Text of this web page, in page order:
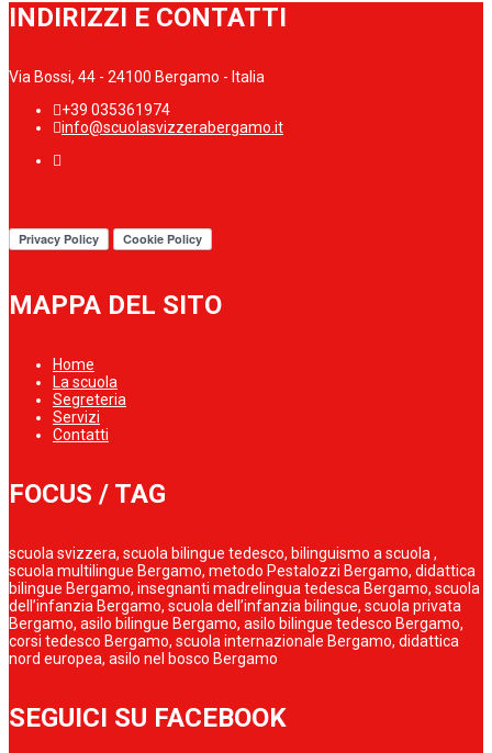
INDIRIZZI E CONTATTI
Via Bossi, 44 - 24100 Bergamo - Italia
+39 035361974
info@scuolasvizzerabergamo.it
MAPPA DEL SITO
Home
La scuola
Segreteria
Servizi
Contatti
FOCUS / TAG
scuola svizzera, scuola bilingue tedesco, bilinguismo a scuola ,
scuola multilingue Bergamo, metodo Pestalozzi Bergamo, didattica
bilingue Bergamo, insegnanti madrelingua tedesca Bergamo, scuola
dell’infanzia Bergamo, scuola dell’infanzia bilingue, scuola privata
Bergamo, asilo bilingue Bergamo, asilo bilingue tedesco Bergamo,
corsi tedesco Bergamo, scuola internazionale Bergamo, didattica
nord europea, asilo nel bosco Bergamo
SEGUICI SU FACEBOOK